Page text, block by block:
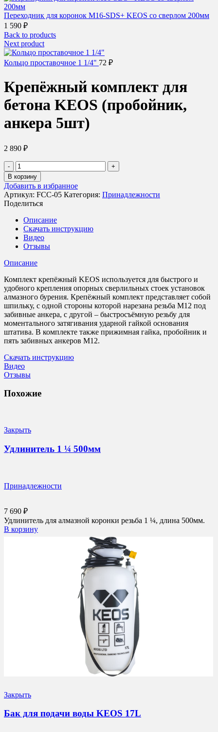
Переходник для коронок M16-SDS+ KEOS со сверлом 200мм
1 590 ₽
Back to products
Next product
Кольцо проставочное 1 1/4" 72 ₽
Крепёжный комплект для
бетона KEOS (пробойник,
анкера 5шт)
2 890 ₽
Количество
товара
Крепёжный
комплект
для
бетона
KEOS
(пробойник,
анкера
5шт)
В корзину
Добавить в избранное
Артикул: FCC-05 Категория: Принадлежности
Поделиться
Описание
Скачать инструкцию
Видео
Отзывы
Описание
Комплект крепёжный KEOS используется для быстрого и
удобного крепления опорных сверлильных стоек установок
алмазного бурения. Крепёжный комплект представляет собой
шпильку, с одной стороны которой нарезана резьба М12 под
забивные анкера, с другой – быстросъёмную резьбу для
моментального затягивания ударной гайкой основания
штатива. В комплекте также прижимная гайка, пробойник и
пять забивных анкеров M12.
Скачать инструкцию
Видео
Отзывы
Похожие
Закрыть
Удлинитель 1 ¼ 500мм
Принадлежности
7 690 ₽
Удлинитель для алмазной коронки резьба 1 ¼, длина 500мм.
В корзину
Закрыть
Бак для подачи воды KEOS 17L